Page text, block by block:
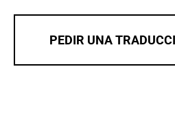
PEDIR UNA